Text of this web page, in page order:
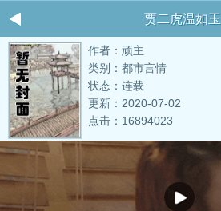
贾二虎温如玉
作者：顽主
类别：都市言情
状态：连载
更新：2020-07-02
点击：16894023